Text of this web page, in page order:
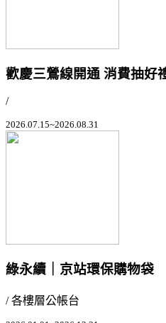
歡慶三鶯線開通 消費抽好
/
2026.07.15~2026.08.31
綠永續｜京站環保購物袋
/ 各樓層公帳台